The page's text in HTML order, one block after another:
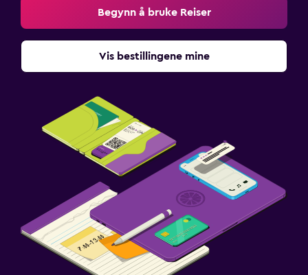
Begynn å bruke Reiser
Vis bestillingene mine